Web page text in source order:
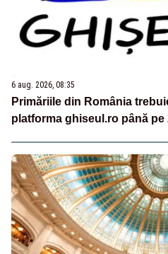
6 aug. 2026, 08:35
Primăriile din România
platforma ghiseul.ro până pe